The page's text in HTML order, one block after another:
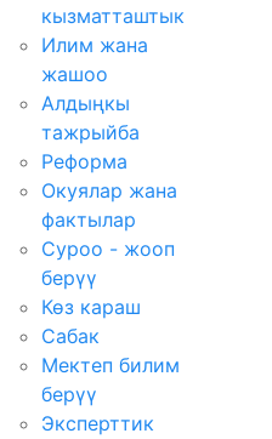
кызматташтык
Илим жана
жашоо
Алдыңкы
тажрыйба
Реформа
Окуялар жана
фактылар
Суроо - жооп
берүү
Көз караш
Сабак
Мектеп билим
берүү
Эксперттик